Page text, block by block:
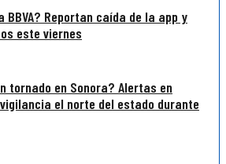
BBVA? Reportan caída de la app y
este viernes
tornado en Sonora? Alertas en
el norte del estado durante